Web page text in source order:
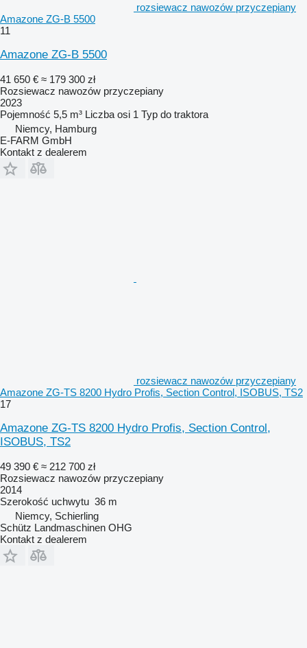
rozsiewacz nawozów przyczepiany
Amazone ZG-B 5500
11
Amazone ZG-B 5500
41 650 € ≈ 179 300 zł
Rozsiewacz nawozów przyczepiany
2023
Pojemność 5,5 m³ Liczba osi 1 Typ do traktora
Niemcy, Hamburg
E-FARM GmbH
Kontakt z dealerem
rozsiewacz nawozów przyczepiany
Amazone ZG-TS 8200 Hydro Profis, Section Control, ISOBUS, TS2
17
Amazone ZG-TS 8200 Hydro Profis, Section Control,
ISOBUS, TS2
49 390 € ≈ 212 700 zł
Rozsiewacz nawozów przyczepiany
2014
Szerokość uchwytu 36 m
Niemcy, Schierling
Schütz Landmaschinen OHG
Kontakt z dealerem